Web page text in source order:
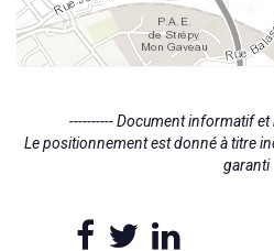
---------- Document informatif
Le positionnement est donné à titre
garanti